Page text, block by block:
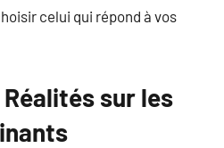
celui qui répond à vos
sur les